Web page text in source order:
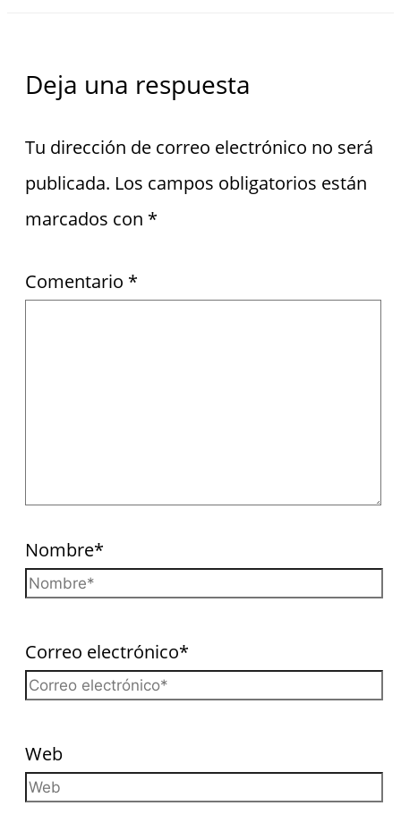
Deja una respuesta
Tu dirección de correo electrónico no será
publicada. Los campos obligatorios están
marcados con *
Comentario *
Nombre*
Correo electrónico*
Web